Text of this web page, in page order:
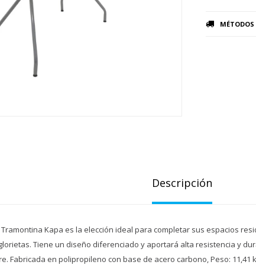
MÉTODOS
Descripción
Kapa es la elección ideal para completar sus espacios
Tiene un diseño diferenciado y aportará alta resistencia y
Fabricada en polipropileno con base de acero carbono, Peso: 11,41